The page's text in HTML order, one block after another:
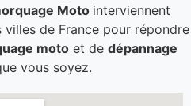
Moto interviennent
de France pour répondre
motoet de dépannage
vous soyez.